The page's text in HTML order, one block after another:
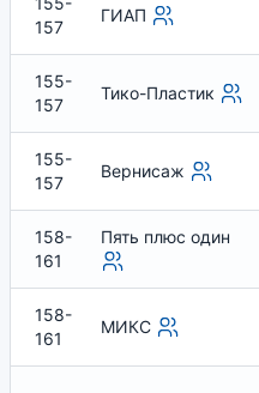
157
ГИАП
155-
157
Тико-Пластик
155-
157
Вернисаж
158-
161
Пять плюс один
158-
161
МИКС